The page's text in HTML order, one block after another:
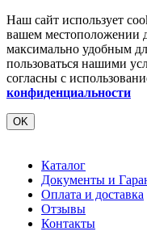
Наш сайт использует
вашем местоположении
максимально удобным
пользоваться нашими
согласны с
конфиденциальности
OK
Каталог
Документы и
Оплата и доставка
Отзывы
Контакты